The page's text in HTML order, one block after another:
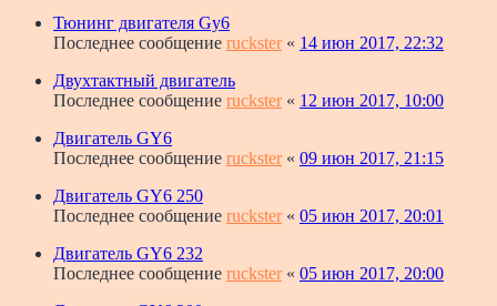
Тюнинг двигателя Gy6
Последнее сообщение ruckster« 14 июн 2017, 22:32
Двухтактный двигатель
Последнее сообщение ruckster« 12 июн 2017, 10:00
Двигатель GY6
Последнее сообщение ruckster« 09 июн 2017, 21:15
Двигатель GY6 250
Последнее сообщение ruckster« 05 июн 2017, 20:01
Двигатель GY6 232
Последнее сообщение ruckster« 05 июн 2017, 20:00